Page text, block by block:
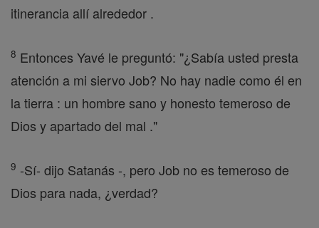
itinerancia allí alrededor .
8 Entonces Yavé le preguntó: "¿Sabía usted presta
atención a mi siervo Job? No hay nadie como él en
la tierra : un hombre sano y honesto temeroso de
Dios y apartado del mal ."
9 -Sí- dijo Satanás -, pero Job no es temeroso de
Dios para nada, ¿verdad?